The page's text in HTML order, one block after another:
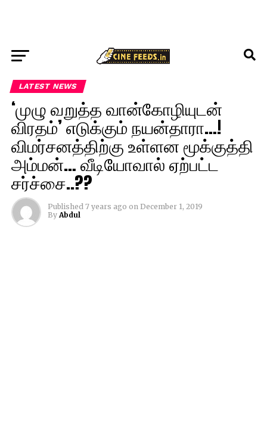
LATEST NEWS
‘முழு வறுத்த வான்கோழியுடன்
விரதம்’ எடுக்கும் நயன்தாரா…!
விமர்சனத்திற்கு உள்ளன மூக்குத்தி
அம்மன்… வீடியோவால் ஏற்பட்ட
சர்ச்சை..??
Published 7 years ago on December 1, 2019
By Abdul